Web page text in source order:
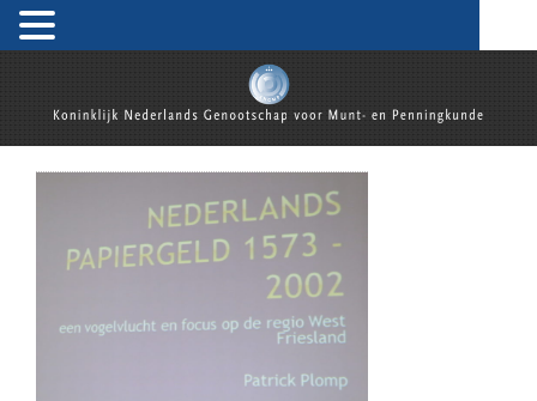
Koninklijk Nederlands Genootschap voor Munt- en
Penningkunde